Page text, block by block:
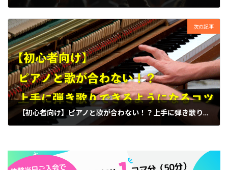
次の記事
【初心者向け】ピアノと歌が合わない！？上手に弾き歌りできるようになるコツ